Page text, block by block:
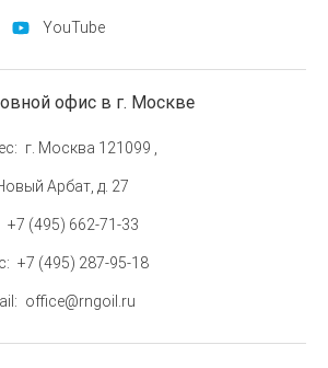
YouTube
офис в г. Москве
г. Москва 121099 ,
Арбат, д. 27
+7 (495) 662-71-33
+7 (495) 287-95-18
office@rngoil.ru